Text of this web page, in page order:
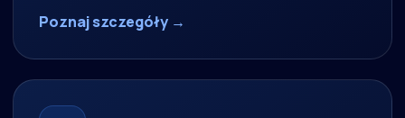
Poznaj szczegóły →